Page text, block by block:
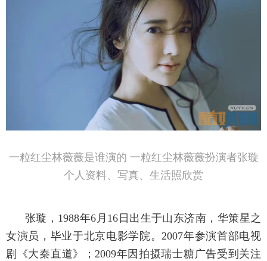
一粒红尘林薇薇是谁演的 一粒红尘林薇薇扮演者张璇
个人资料、写真、生活照欣赏
张璇，1988年6月16日出生于山东济南，华策星之
女演员，毕业于北京电影学院。2007年参演首部电视
剧《大秦直道》；2009年因拍摄瑞士糖广告受到关注